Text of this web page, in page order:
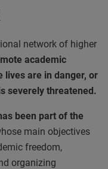
network of higher
academic
lives are in danger, or
severely threatened.
been part of the
main objectives
freedom,
organizing